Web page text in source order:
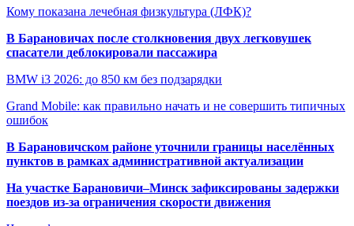
Кому показана лечебная физкультура (ЛФК)?
В Барановичах после столкновения двух легковушек
спасатели деблокировали пассажира
BMW i3 2026: до 850 км без подзарядки
Grand Mobile: как правильно начать и не совершить типичных
ошибок
В Барановичском районе уточнили границы населённых
пунктов в рамках административной актуализации
На участке Барановичи–Минск зафиксированы задержки
поездов из-за ограничения скорости движения